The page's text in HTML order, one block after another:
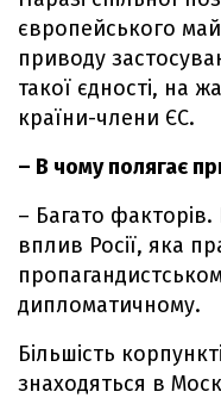
європейського
приводу
такої єдності, на
країни-члени ЄС.
– В чому полягає
– Багато
вплив Росії, яка
дипломатичному.
Більшість
знаходяться в